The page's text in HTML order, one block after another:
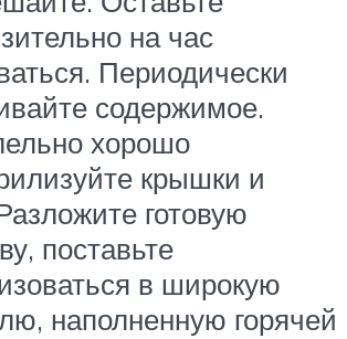
на час
Периодически
содержимое.
хорошо
крышки и
готовую
поставьте
в широкую
наполненную горячей